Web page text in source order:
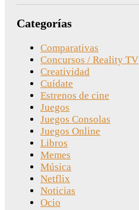
Categorías
Comparativas
Concursos / Reality TV
Creatividad
Cuídate
Estrenos de cine
Juegos
Juegos Consolas
Juegos Online
Libros
Memes
Música
Netflix
Noticias
Ocio